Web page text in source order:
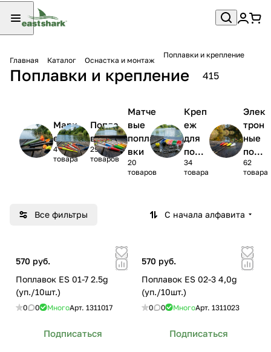
Главная Каталог Оснастка и монтаж
Поплавки и крепление
Поплавки и крепление 415
Марк
еры
4
товара
Попла
вки
295
товаров
Матче
вые
попла
вки
20
товаров
Креп
еж
для
попл
авка
34
товара
Элек
трон
ные
попл
авки
62
товара
Все фильтры С начала алфавита
570 руб.
Поплавок ES 01-7 2.5g
(уп./10шт.)
0 0 МногоАрт. 1311017
Подписаться
570 руб.
Поплавок ES 02-3 4,0g
(уп./10шт.)
0 0 МногоАрт. 1311023
Подписаться